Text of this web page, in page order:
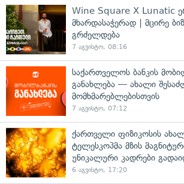
Wine Square X Lunatic
მხარდასაჭერად | მცირე
გრძელდება
7 აგვისტო, 08:16
საქართველოს ბანკის
განახლება — ახალი
მომხმარებლებისთვის
7 აგვისტო, 07:12
ქართველი ფიზიკოსის
ტელესკოპმა მზის
უნიკალური კადრები
6 აგვისტო, 17:20